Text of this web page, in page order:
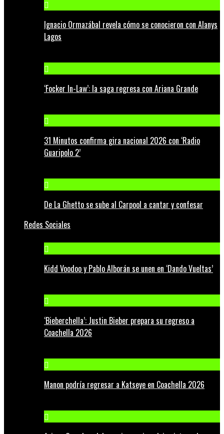
Ignacio Ormazábal revela cómo se conocieron con Alanys
Lagos
‘Focker In-Law’: la saga regresa con Ariana Grande
31 Minutos confirma gira nacional 2026 con ‘Radio
Guaripolo 2’
De La Ghetto se sube al Carpool a cantar y confesar
Redes Sociales
Kidd Voodoo y Pablo Alborán se unen en ‘Dando Vueltas’
‘Bieberchella’: Justin Bieber prepara su regreso a
Coachella 2026
Manon podría regresar a Katseye en Coachella 2026